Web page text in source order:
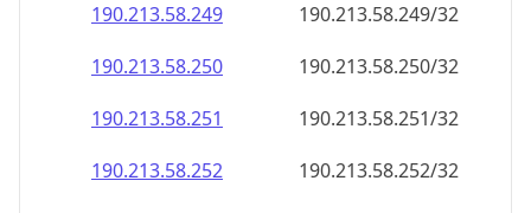
190.213.58.249
190.213.58.249/32
190.213.58.250
190.213.58.250/32
190.213.58.251
190.213.58.251/32
190.213.58.252
190.213.58.252/32